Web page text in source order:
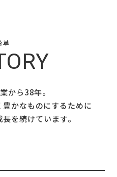
革
から38年。
かなものにするために
を続けています。